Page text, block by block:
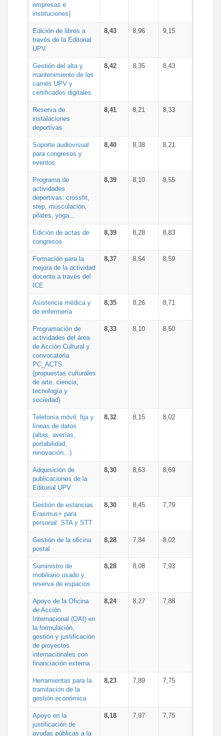
empresas e
instituciones)
Edición de libros a
través de la Editorial
UPV
8,43 8,96 9,15
Gestión del alta y
mantenimiento de los
carnés UPV y
certificados digitales
8,42 8,35 8,43
Reserva de
instalaciones
deportivas
8,41 8,21 8,33
Soporte audiovisual
para congresos y
eventos
8,40 8,38 8,21
Programa de
actividades
deportivas: crossfit,
step, musculación,
pilates, yoga...
8,39 8,10 8,55
Edición de actas de
congresos
8,39 8,28 8,83
Formación para la
mejora de la actividad
docente a través del
ICE
8,37 8,54 8,59
Asistencia médica y
de enfermería
8,35 8,26 8,71
Programación de
actividades del área
de Acción Cultural y
convocatoria
PC_ACTS
(propuestas culturales
de arte, ciencia,
tecnología y
sociedad)
8,33 8,10 8,50
Telefonía móvil, fija y
líneas de datos
(altas, averías,
portabilidad,
renovación...)
8,32 8,15 8,02
Adquisición de
publicaciones de la
Editorial UPV
8,30 8,63 8,69
Gestión de estancias
Erasmus+ para
personal: STA y STT
8,30 8,45 7,79
Gestión de la oficina
postal
8,28 7,84 8,02
Suministro de
mobiliario usado y
reserva de espacios
8,28 8,08 7,93
Apoyo de la Oficina
de Acción
Internacional (OAI) en
la formulación,
gestión y justificación
de proyectos
internacionales con
financiación externa
8,24 8,27 7,88
Herramientas para la
tramitación de la
gestión económica
8,23 7,89 7,75
Apoyo en la
justificación de
ayudas públicas a la
8,18 7,97 7,75